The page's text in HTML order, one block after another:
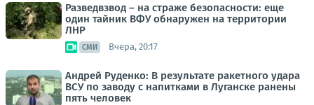
Разведвзвод – на страже безопасности: еще
один тайник ВФУ обнаружен на территории
ЛНР
СМИ Вчера, 20:17
Андрей Руденко: В результате ракетного удара
ВСУ по заводу с напитками в Луганске ранены
пять человек